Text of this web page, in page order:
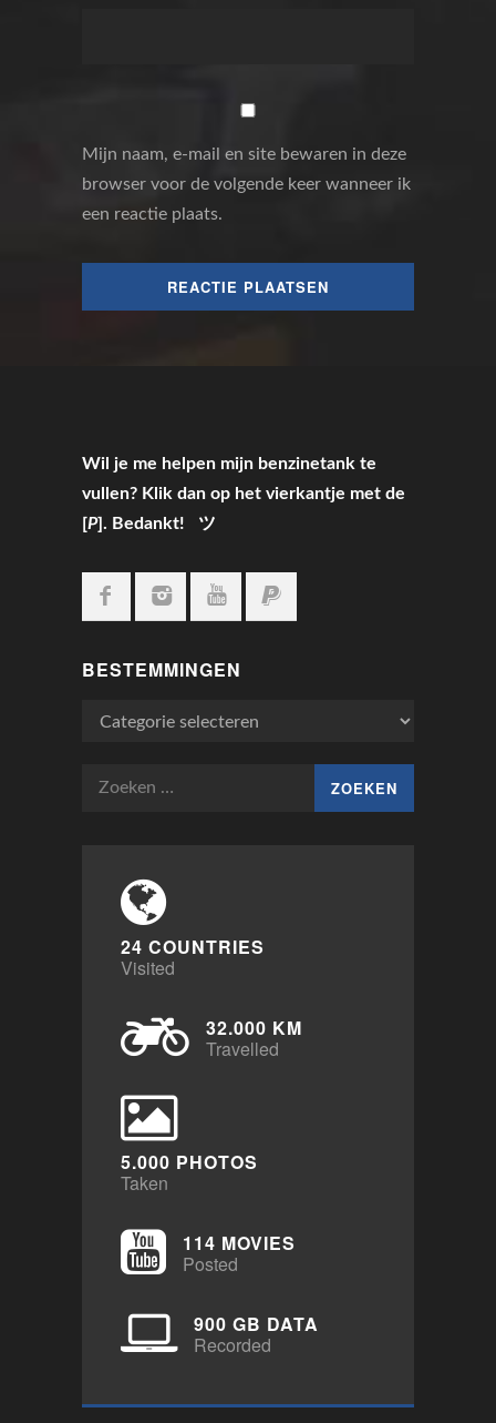
Mijn naam, e-mail en site bewaren in deze
browser voor de volgende keer wanneer ik
een reactie plaats.
Wil je me helpen mijn benzinetank te
vullen? Klik dan op het vierkantje met de
[P]. Bedankt! ツ
BESTEMMINGEN
Bestemmingen
Zoeken
24 COUNTRIES
Visited
32.000 KM
Travelled
5.000 PHOTOS
Taken
114 MOVIES
Posted
900 GB DATA
Recorded